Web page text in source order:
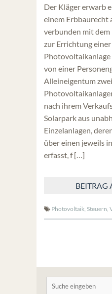
Der Kläger erwarb
einem Erbbaurecht
verbunden mit dem
zur Errichtung einer
Photovoltaikanlage
von einer
Alleineigentum zwei
nach ihrem
Solarpark aus
Einzelanlagen,
über einen jeweils
erfasst, f […]
BEITRAG
Photovoltaik, Steuern,